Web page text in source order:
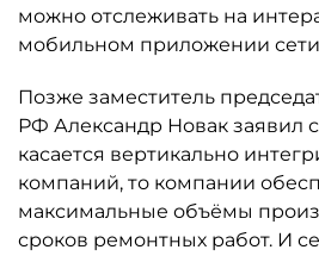
можно отслеживать на
мобильном приложении
Позже заместитель
РФ Александр Новак заявил
касается вертикально
компаний, то компании
максимальные объёмы
сроков ремонтных работ. И